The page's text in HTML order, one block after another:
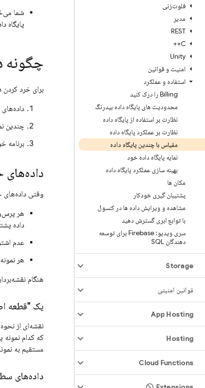
فلوت‌زنی
مدیر
REST
C++
Unity
امنیت و قوانین
استفاده و عملکرد
Billing را درک کنید
محدودیت های پایگاه داده بیدرنگ
نظارت بر استفاده از پایگاه داده
نظارت بر عملکرد پایگاه داده
مقیاس با چندین پایگاه داده
نمایه پایگاه داده خود
بهینه سازی عملکرد پایگاه داده
مکان ها
پشتیبان گیری خودکار
مشاهده و ویرایش داده ها در کنسول
با توابع ابری گسترش دهید
سری ویدیو: Firebase برای توسعه
دهندگان SQL
Storage
قوانین امنیتی
App Hosting
Hosting
Cloud Functions
شما
پایگاه
چگونه
برای خرد کردن
چندین
برنامه
داده‌های
وقتی داده‌های
هر
داده
عدم
هر
هنگام
یک "قطعه
نقشه‌ای از
که کدام نمونه
مستقیم به
داده‌های